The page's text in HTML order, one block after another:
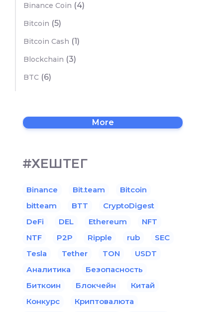
Binance Coin (4)
Bitcoin (5)
Bitcoin Cash (1)
Blockchain (3)
BTC (6)
More
#ХЕШТЕГ
Binance Bit.team
Bitcoin
bitteam
BTT
CryptoDigest
DeFi
DEL Ethereum
NFT
NTF
P2P Ripple rub
SEC
Tesla
Tether TON
USDT
Аналитика
Безопасность
Биткоин
Блокчейн
Китай
Конкурс
Криптовалюта